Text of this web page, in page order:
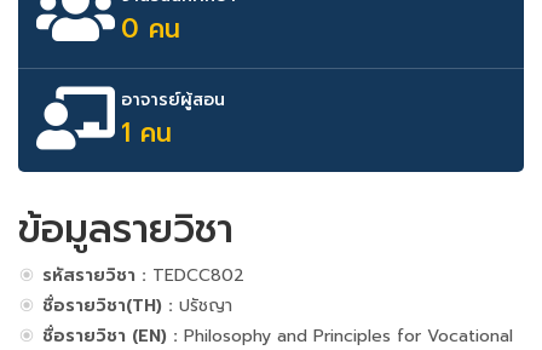
0 คน
อาจารย์ผู้สอน
1 คน
ข้อมูลรายวิชา
รหัสรายวิชา : TEDCC802
ชื่อรายวิชา(TH) : ปรัชญา
ชื่อรายวิชา (EN) : Philosophy and Principles for Vocational